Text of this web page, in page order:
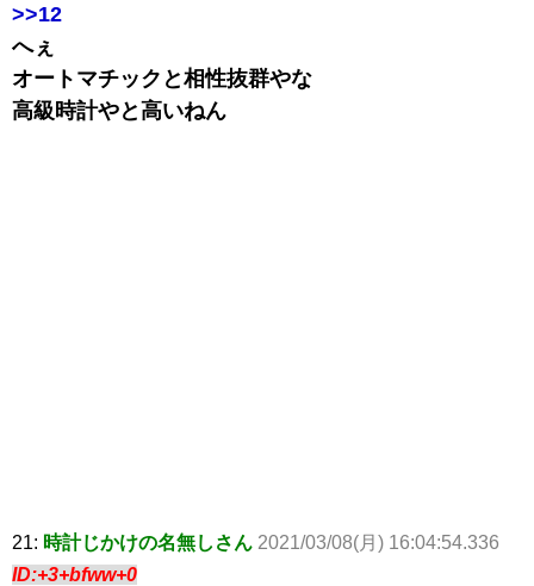
>>12
へぇ
オートマチックと相性抜群やな
高級時計やと高いねん
21: 時計じかけの名無しさん 2021/03/08(月) 16:04:54.336
ID:+3+bfww+0